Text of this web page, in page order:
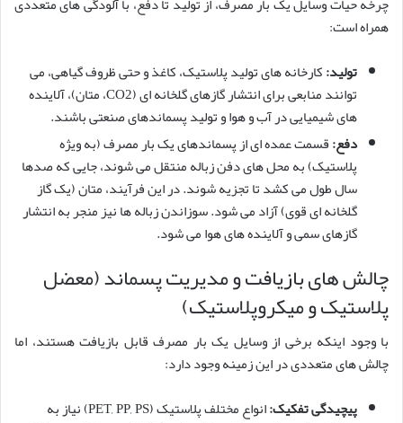
همراه است:
تولید:کارخانه های تولید پلاستیک، کاغذ و حتی ظروف گیاهی، می
توانند منابعی برای انتشار گازهای گلخانه ای (CO2، متان)، آلاینده
های شیمیایی در آب و هوا و تولید پسماندهای صنعتی باشند.
دفع:قسمت عمده ای از پسماندهای یک بار مصرف (به ویژه
پلاستیک) به محل های دفن زباله منتقل می شوند، جایی که صدها
سال طول می کشد تا تجزیه شوند. در این فرآیند، متان (یک گاز
گلخانه ای قوی) آزاد می شود. سوزاندن زباله ها نیز منجر به انتشار
گازهای سمی و آلاینده های هوا می شود.
چالش های بازیافت و مدیریت پسماند (معضل
پلاستیک و میکروپلاستیک)
با وجود اینکه برخی از وسایل یک بار مصرف قابل بازیافت هستند، اما
چالش های متعددی در این زمینه وجود دارد:
پیچیدگی تفکیک:
انواع مختلف پلاستیک (PET, PP, PS) نیاز به